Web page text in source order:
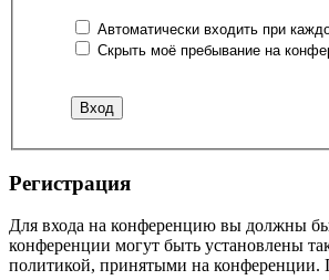
Автоматически входить при
Скрыть моё пребывание на
Регистрация
Для входа на конференцию вы должны
конференции могут быть установлены
политикой, принятыми на конференции.